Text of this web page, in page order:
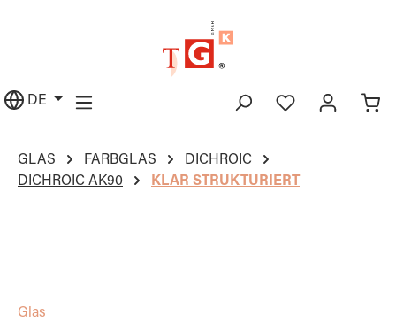
DE
GLAS FARBGLAS
DICHROIC
DICHROIC AK90
KLAR STRUKTURIERT
Glas